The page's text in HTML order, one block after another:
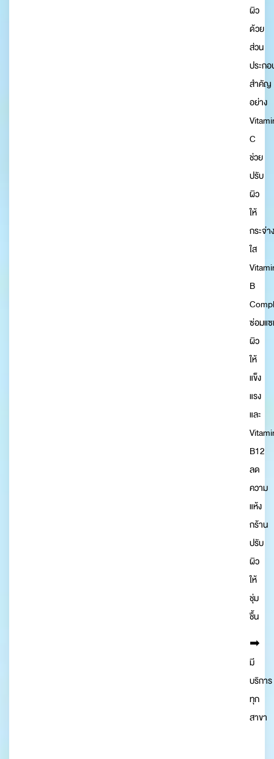
ผิว
ด้วย
ส่วน
ประก
สำคัญ
อย่าง
C
ช่วย
ปรับ
ผิว
ให้
กระจ่าง
ใส
B
ซ่อมแ
ผิว
ให้
แข็ง
แรง
และ
B12
ลด
ความ
แห้ง
กร้าน
ปรับ
ผิว
ให้
ชุ่ม
ชื้น
➡︎
มี
บริการ
ทุก
สาขา